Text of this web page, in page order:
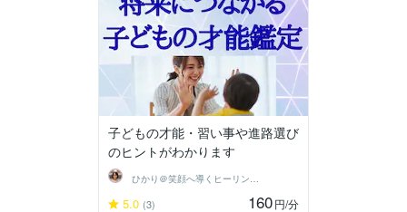
子どもの才能・習い事や進路選び
のヒントがわかります
ひかり＠笑顔へ導くヒーリングセラピスト
5.0 (3) 160円/分